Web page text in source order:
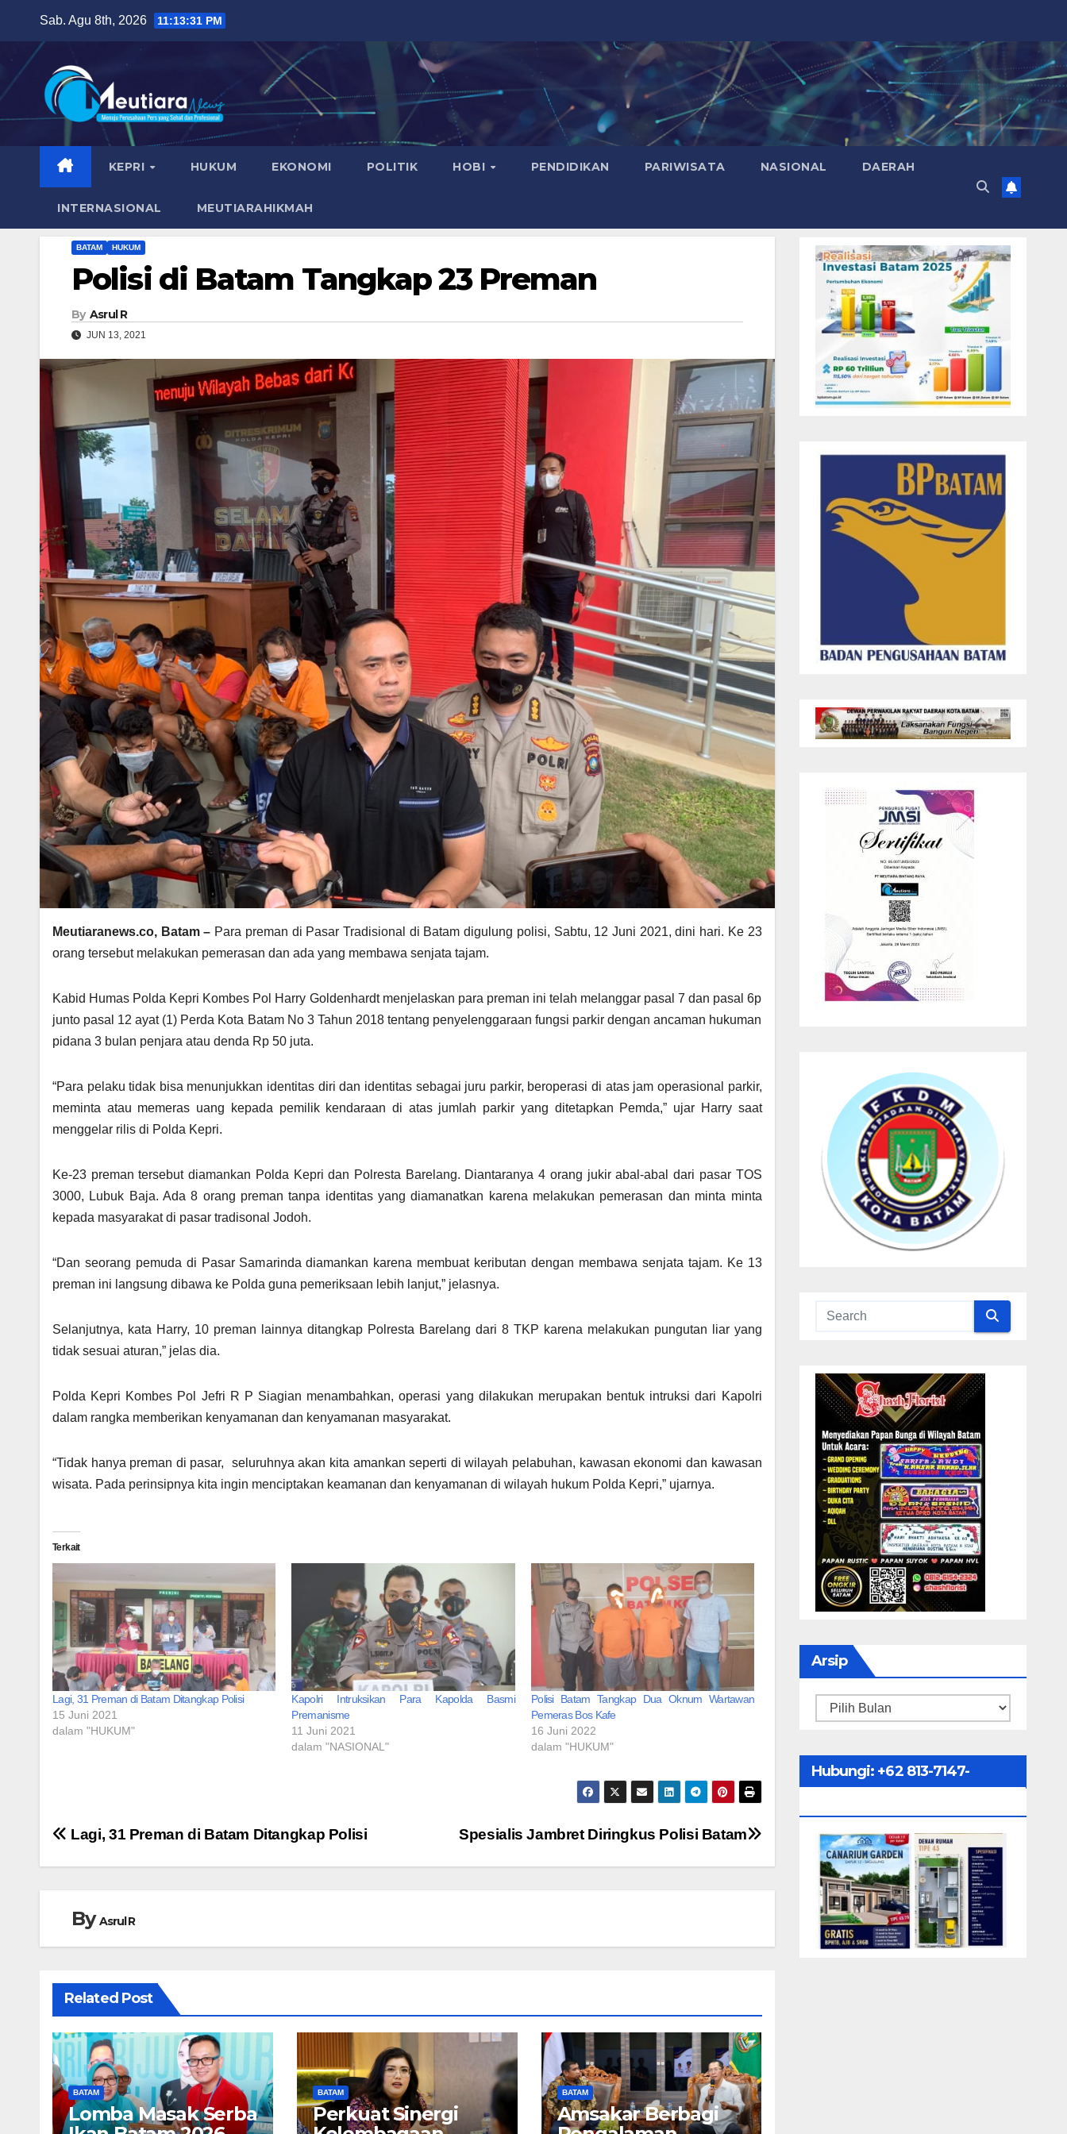
content
Sab. Agu 8th, 2026 11:13:33 PM
KEPRI HUKUM EKONOMI POLITIK HOBI PENDIDIKAN PARIWISATA NASIONAL DAERAH
INTERNASIONAL MEUTIARAHIKMAH
BATAM HUKUM
Polisi di Batam Tangkap 23 Preman
By Asrul R
JUN 13, 2021
Meutiaranews.co, Batam – Para preman di Pasar Tradisional di Batam digulung polisi, Sabtu, 12 Juni 2021, dini hari. Ke 23
orang tersebut melakukan pemerasan dan ada yang membawa senjata tajam.
Kabid Humas Polda Kepri Kombes Pol Harry Goldenhardt menjelaskan para preman ini telah melanggar pasal 7 dan pasal 6p
junto pasal 12 ayat (1) Perda Kota Batam No 3 Tahun 2018 tentang penyelenggaraan fungsi parkir dengan ancaman hukuman
pidana 3 bulan penjara atau denda Rp 50 juta.
“Para pelaku tidak bisa menunjukkan identitas diri dan identitas sebagai juru parkir, beroperasi di atas jam operasional parkir,
meminta atau memeras uang kepada pemilik kendaraan di atas jumlah parkir yang ditetapkan Pemda,” ujar Harry saat
menggelar rilis di Polda Kepri.
Ke-23 preman tersebut diamankan Polda Kepri dan Polresta Barelang. Diantaranya 4 orang jukir abal-abal dari pasar TOS
3000, Lubuk Baja. Ada 8 orang preman tanpa identitas yang diamanatkan karena melakukan pemerasan dan minta minta
kepada masyarakat di pasar tradisonal Jodoh.
“Dan seorang pemuda di Pasar Samarinda diamankan karena membuat keributan dengan membawa senjata tajam. Ke 13
preman ini langsung dibawa ke Polda guna pemeriksaan lebih lanjut,” jelasnya.
Selanjutnya, kata Harry, 10 preman lainnya ditangkap Polresta Barelang dari 8 TKP karena melakukan pungutan liar yang
tidak sesuai aturan,” jelas dia.
Polda Kepri Kombes Pol Jefri R P Siagian menambahkan, operasi yang dilakukan merupakan bentuk intruksi dari Kapolri
dalam rangka memberikan kenyamanan dan kenyamanan masyarakat.
“Tidak hanya preman di pasar, seluruhnya akan kita amankan seperti di wilayah pelabuhan, kawasan ekonomi dan kawasan
wisata. Pada perinsipnya kita ingin menciptakan keamanan dan kenyamanan di wilayah hukum Polda Kepri,” ujarnya.
Terkait
Lagi, 31 Preman di Batam Ditangkap Polisi
15 Juni 2021
dalam "HUKUM"
Kapolri Intruksikan Para Kapolda Basmi
Premanisme
11 Juni 2021
dalam "NASIONAL"
Polisi Batam Tangkap Dua Oknum Wartawan
Pemeras Bos Kafe
16 Juni 2022
dalam "HUKUM"
Navigasi
pos
Spesialis Jambret Diringkus Polisi Batam
Lagi, 31 Preman di Batam Ditangkap Polisi
ByAsrul R
Related Post
BATAM
Lomba Masak Serba
BATAM
Perkuat Sinergi
BATAM
Amsakar Berbagi
Arsip
Arsip
Hubungi: ‪+62 813-7147-